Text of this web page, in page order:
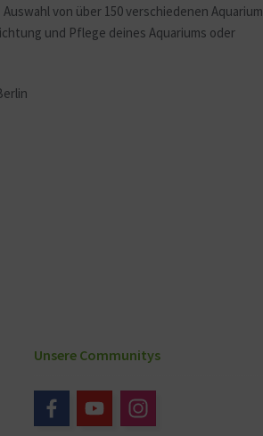
von über 150 verschiedenen Aquarium
und Pflege deines Aquariums oder
Unsere Communitys